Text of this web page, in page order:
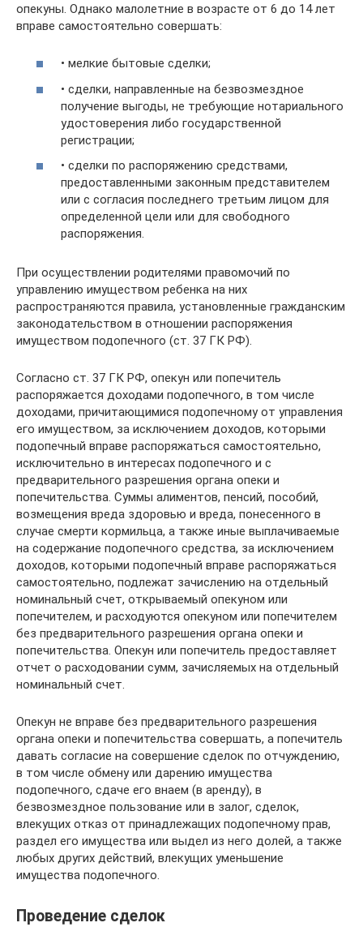
опекуны. Однако малолетние в возрасте от 6 до 14 лет
вправе самостоятельно совершать:
• мелкие бытовые сделки;
• сделки, направленные на безвозмездное
получение выгоды, не требующие нотариального
удостоверения либо государственной
регистрации;
• сделки по распоряжению средствами,
предоставленными законным представителем
или с согласия последнего третьим лицом для
определенной цели или для свободного
распоряжения.
При осуществлении родителями правомочий по
управлению имуществом ребенка на них
распространяются правила, установленные гражданским
законодательством в отношении распоряжения
имуществом подопечного (ст. 37 ГК РФ).
Согласно ст. 37 ГК РФ, опекун или попечитель
распоряжается доходами подопечного, в том числе
доходами, причитающимися подопечному от управления
его имуществом, за исключением доходов, которыми
подопечный вправе распоряжаться самостоятельно,
исключительно в интересах подопечного и с
предварительного разрешения органа опеки и
попечительства. Суммы алиментов, пенсий, пособий,
возмещения вреда здоровью и вреда, понесенного в
случае смерти кормильца, а также иные выплачиваемые
на содержание подопечного средства, за исключением
доходов, которыми подопечный вправе распоряжаться
самостоятельно, подлежат зачислению на отдельный
номинальный счет, открываемый опекуном или
попечителем, и расходуются опекуном или попечителем
без предварительного разрешения органа опеки и
попечительства. Опекун или попечитель предоставляет
отчет о расходовании сумм, зачисляемых на отдельный
номинальный счет.
Опекун не вправе без предварительного разрешения
органа опеки и попечительства совершать, а попечитель
давать согласие на совершение сделок по отчуждению,
в том числе обмену или дарению имущества
подопечного, сдаче его внаем (в аренду), в
безвозмездное пользование или в залог, сделок,
влекущих отказ от принадлежащих подопечному прав,
раздел его имущества или выдел из него долей, а также
любых других действий, влекущих уменьшение
имущества подопечного.
Проведение сделок